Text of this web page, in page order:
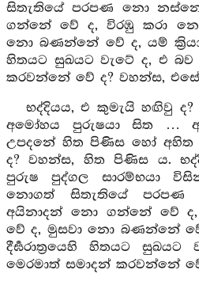
සිතැතියේ පරපණ නො
ගන්නේ වේ ද, විරඹු කරා
නො බණන්නේ වේ ද, යම්
හිතයට සුඛයට වැටේ ද, එ
කරවන්නේ වේ ද? වහන්ස,
භද්දියය, එ කුමැයි හඟිවු
අමෝහය පුරුෂයා සිත …
උපදනේ හිත පිණිස හෝ
ද? වහන්ස, හිත පිණිස ය.
පුරුෂ පුද්ගල සාරම්භයා
නොගත් සිතැතියේ
අයිනාදන් නො ගන්නේ වේ
වේ ද, මුසවා නො බණන්නේ
දීර්‍ඝරාත්‍රයෙහි හිතයට
මෙරමාත් සමාදන් කරවන්නේ